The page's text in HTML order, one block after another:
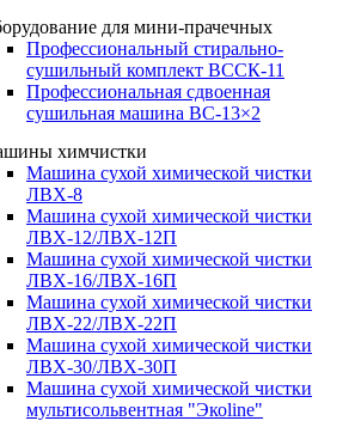
для мини-прачечных
Профессиональный стирально-
сушильный комплект ВССК-11
Профессиональная сдвоенная
сушильная машина ВС-13×2
химчистки
Машина сухой химической чистки
ЛВХ-8
Машина сухой химической чистки
ЛВХ-12/ЛВХ-12П
Машина сухой химической чистки
ЛВХ-16/ЛВХ-16П
Машина сухой химической чистки
ЛВХ-22/ЛВХ-22П
Машина сухой химической чистки
ЛВХ-30/ЛВХ-30П
Машина сухой химической чистки
мультисольвентная "Экоline"